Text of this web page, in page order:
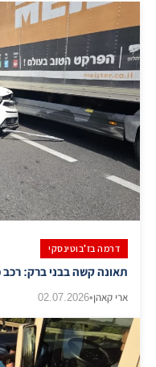
דרמה בז'בוטינסקי
תאונה קשה בבני ברק:
ארי קאהן•
02.07.2026